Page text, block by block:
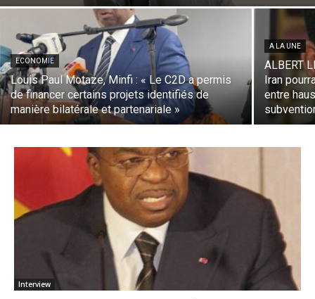
ECONOMIE
Louis Paul Motaze, Minfi : « Le C2D a permis
de financer certains projets identifiés de
manière bilatérale et partenariale »
A LA UNE
ALBERT
Iran
entre
Interview